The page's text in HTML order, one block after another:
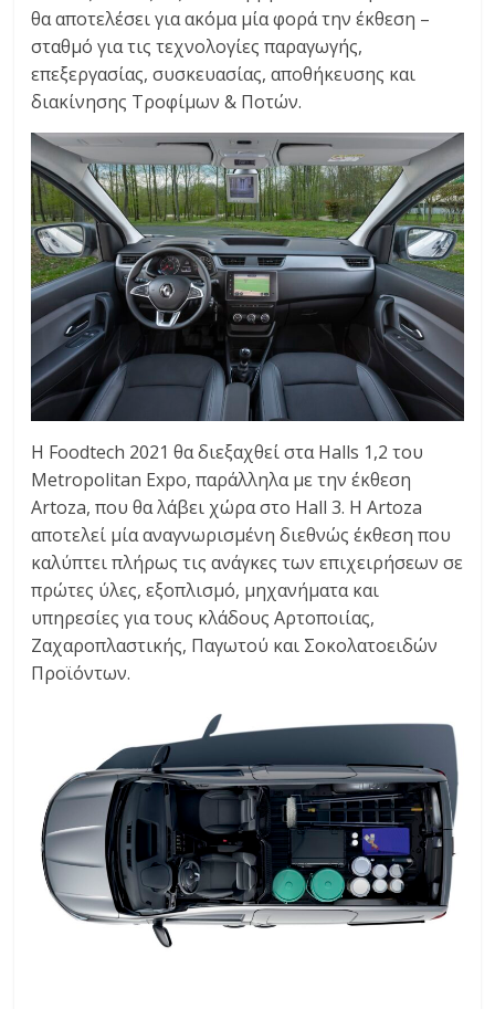
θα αποτελέσει για ακόμα μία φορά την έκθεση –
σταθμό για τις τεχνολογίες παραγωγής,
επεξεργασίας, συσκευασίας, αποθήκευσης και
διακίνησης Τροφίμων & Ποτών.
Η Foodtech 2021 θα διεξαχθεί στα Halls 1,2 του
Metropolitan Expo, παράλληλα με την έκθεση
Artoza, που θα λάβει χώρα στο Hall 3. Η Artoza
αποτελεί μία αναγνωρισμένη διεθνώς έκθεση που
καλύπτει πλήρως τις ανάγκες των επιχειρήσεων σε
πρώτες ύλες, εξοπλισμό, μηχανήματα και
υπηρεσίες για τους κλάδους Αρτοποιίας,
Ζαχαροπλαστικής, Παγωτού και Σοκολατοειδών
Προϊόντων.